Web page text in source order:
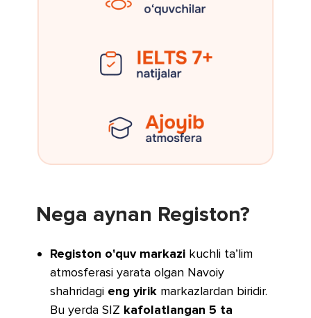
Nega aynan Registon?
Registon o'quv markazi kuchli ta’lim
atmosferasi yarata olgan Navoiy
shahridagi eng yirik markazlardan biridir.
Bu yerda SIZ kafolatlangan 5 ta